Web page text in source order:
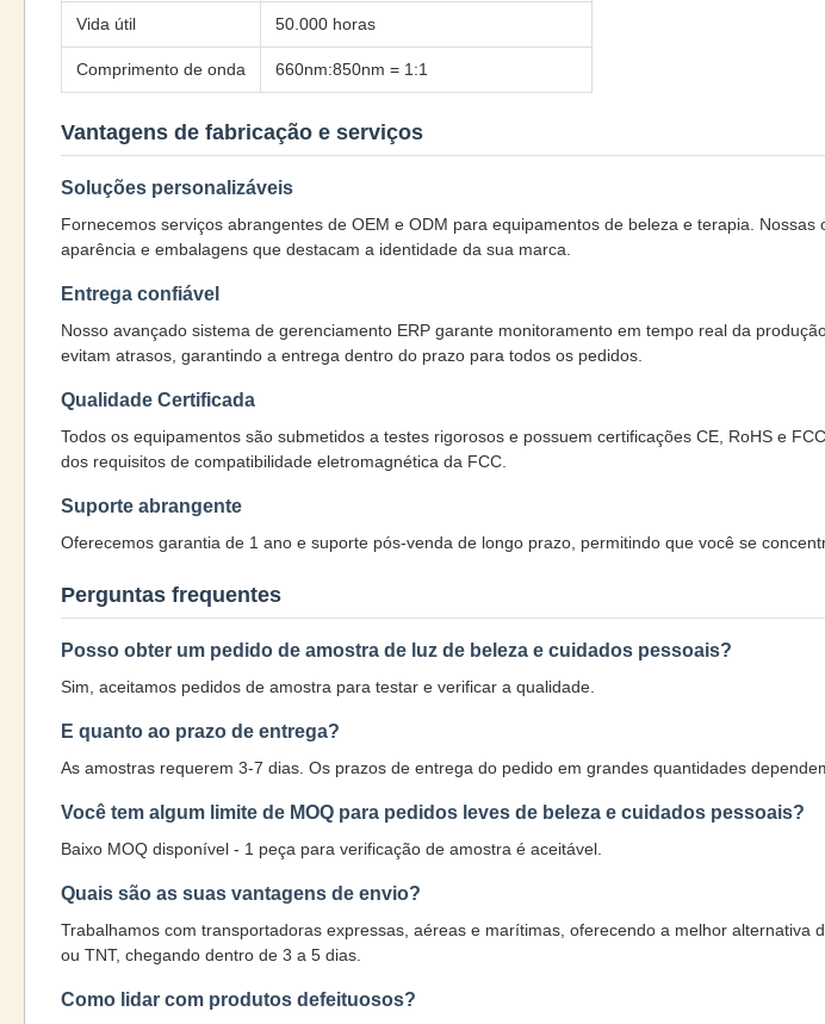
Vida útil 50.000 horas
Comprimento de onda 660nm:850nm = 1:1
Vantagens de fabricação e serviços
Soluções personalizáveis
Fornecemos serviços abrangentes de OEM e ODM para equipamentos de beleza e terapia.
aparência e embalagens que destacam a identidade da sua marca.
Entrega confiável
Nosso avançado sistema de gerenciamento ERP garante monitoramento em tempo real da
evitam atrasos, garantindo a entrega dentro do prazo para todos os pedidos.
Qualidade Certificada
Todos os equipamentos são submetidos a testes rigorosos e possuem certificações CE, RoHS e
dos requisitos de compatibilidade eletromagnética da FCC.
Suporte abrangente
Oferecemos garantia de 1 ano e suporte pós-venda de longo prazo, permitindo que você se
Perguntas frequentes
Posso obter um pedido de amostra de luz de beleza e cuidados pessoais?
Sim, aceitamos pedidos de amostra para testar e verificar a qualidade.
E quanto ao prazo de entrega?
As amostras requerem 3-7 dias. Os prazos de entrega do pedido em grandes quantidades
Você tem algum limite de MOQ para pedidos leves de beleza e cuidados pessoais?
Baixo MOQ disponível - 1 peça para verificação de amostra é aceitável.
Quais são as suas vantagens de envio?
Trabalhamos com transportadoras expressas, aéreas e marítimas, oferecendo a melhor
ou TNT, chegando dentro de 3 a 5 dias.
Como lidar com produtos defeituosos?